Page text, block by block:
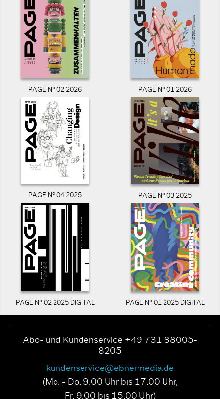
PAGE N° 02 2026 PAGE N° 01 2026
PAGE N° 04 2025 PAGE N° 03 2025
PAGE N° 02 2025 DIGITAL PAGE N° 01 2025 DIGITAL
Abo- und Kundenservice +49 731 88005-
8205
kundenservice@ebnermedia.de
(Mo. - Do. 9.00 Uhr bis 17.00 Uhr,
Fr. 9.00 bis 15.00 Uhr)